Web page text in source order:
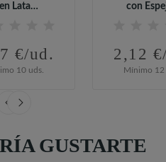
en Lata
€/ud.
10 uds.
con
2,12
Mínimo 12
GUSTARTE